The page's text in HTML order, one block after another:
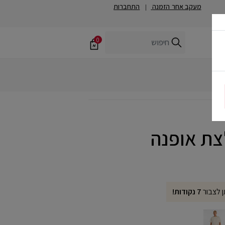
מעקב אחר הזמנה | התחברות
0
לצבור